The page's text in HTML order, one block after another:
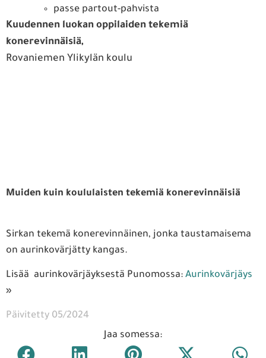
passe partout-pahvista
Kuudennen luokan oppilaiden tekemiä
konerevinnäisiä,
Rovaniemen Ylikylän koulu
Muiden kuin koululaisten tekemiä konerevinnäisiä
Sirkan tekemä konerevinnäinen, jonka taustamaisema
on aurinkovärjätty kangas.
Lisää aurinkovärjäyksestä Punomossa: Aurinkovärjäys
»
Päivitetty 05/2024
Jaa somessa: